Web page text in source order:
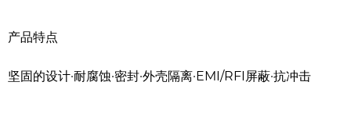
产品特点
坚固的设计·耐腐蚀·密封·外壳隔离·EMI/RFI屏蔽·抗冲击